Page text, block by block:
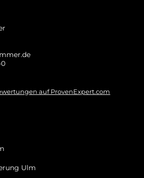
0
auf ProvenExpert.com
Ulm